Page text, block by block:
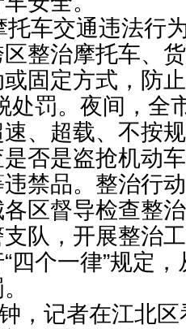
车交通违法行
整治摩托车、
固定方式，防
处罚。夜间，全
、超载、不按
否是盗抢机动
禁品。整治行
区督导检查整
队，开展整治
四个一律”规定
，记者在江北区